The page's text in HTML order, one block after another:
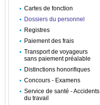
Cartes de fonction
Dossiers du personnel
Registres
Paiement des frais
Transport de voyageurs
sans paiement préalable
Distinctions honorifiques
Concours - Examens
Service de santé - Accidents
du travail